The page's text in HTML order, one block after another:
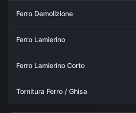
Ferro Demolizione
Ferro Lamierino
Ferro Lamierino Corto
Tornitura Ferro / Ghisa